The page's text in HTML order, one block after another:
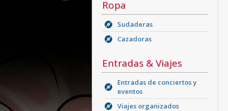
Ropa
Sudaderas
Cazadoras
Entradas & Viajes
Entradas de conciertos y
eventos
Viajes organizados